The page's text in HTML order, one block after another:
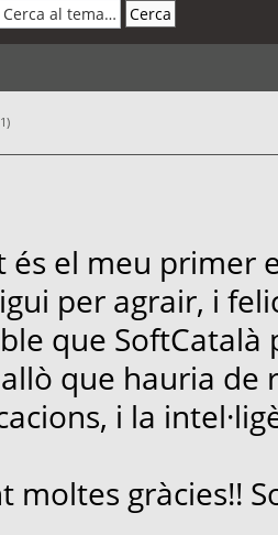
és el meu primer
per agrair, i
que SoftCatalà
que hauria de
i la
moltes gràcies!!